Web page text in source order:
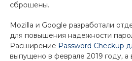
сброшены.
Mozilla и Google разработали
для повышения надежности
Расширение Password Checkup
выпущено в феврале 2019 году, а